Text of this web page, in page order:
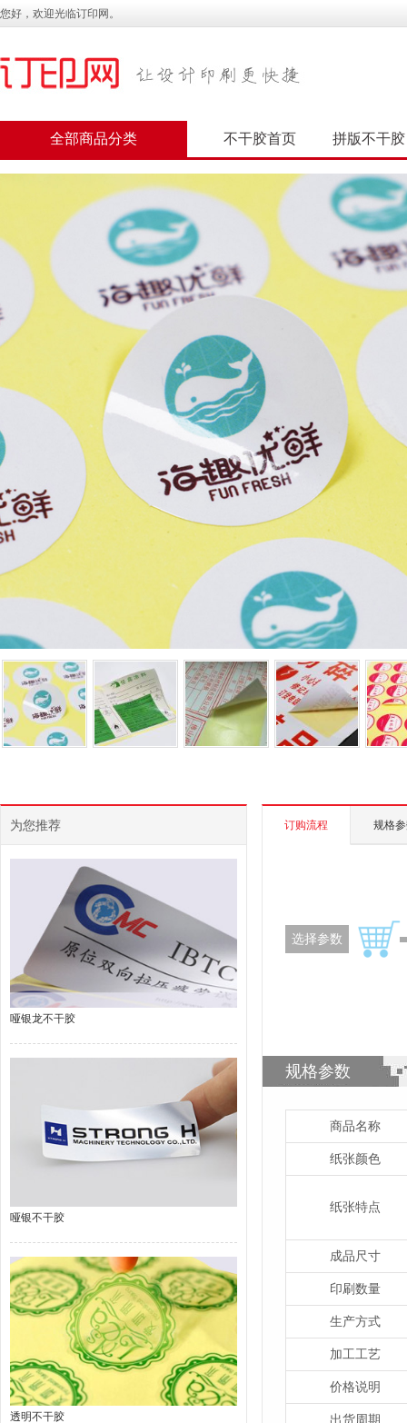
您好，欢迎光临订印网。
全部商品分类 不干胶首页 拼版不干胶
为您推荐
哑银龙不干胶
哑银不干胶
透明不干胶
订购流程 规格
选择参数
规格参数
商品名称
纸张颜色
纸张特点
成品尺寸
印刷数量
生产方式
加工工艺
价格说明
出货周期